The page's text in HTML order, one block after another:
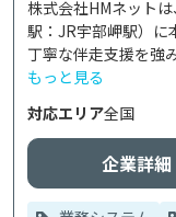
株式会社HMネット
駅：JR宇部岬駅）に
丁寧な伴走支援を強
もっと見る
対応エリア全国
企業詳細